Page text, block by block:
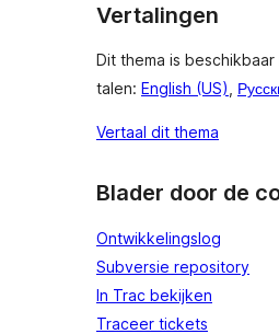
Vertalingen
Dit thema is
talen: English (US),
Vertaal dit thema
Blader door de
Ontwikkelingslog
Subversie repository
In Trac bekijken
Traceer tickets